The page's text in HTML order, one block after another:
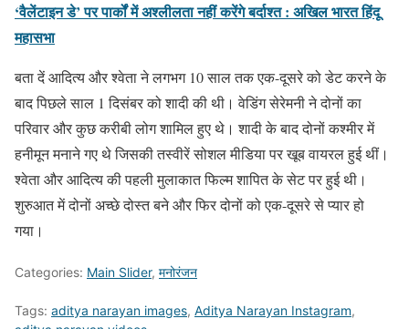
‘वैलेंटाइन डे’ पर पार्कों में अश्लीलता नहीं करेंगे बर्दाश्त : अखिल भारत हिंदू
महासभा
बता दें आदित्य और श्वेता ने लगभग 10 साल तक एक-दूसरे को डेट करने के
बाद पिछले साल 1 दिसंबर को शादी की थी। वेडिंग सेरेमनी ने दोनों का
परिवार और कुछ करीबी लोग शामिल हुए थे। शादी के बाद दोनों कश्मीर में
हनीमून मनाने गए थे जिसकी तस्वीरें सोशल मीडिया पर खूब वायरल हुई थीं।
श्वेता और आदित्य की पहली मुलाकात फिल्म शापित के सेट पर हुई थी।
शुरुआत में दोनों अच्छे दोस्त बने और फिर दोनों को एक-दूसरे से प्यार हो
गया।
Categories: Main Slider, मनोरंजन
Tags: aditya narayan images, Aditya Narayan Instagram,